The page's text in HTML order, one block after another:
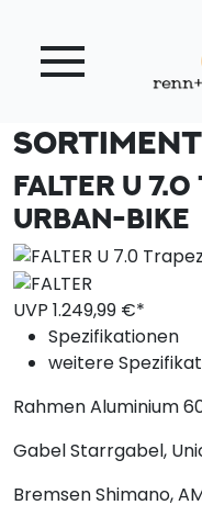
SORTIMENT
FALTER U
URBAN-BIKE
UVP 1.249,99 €*
Spezifikationen
weitere
RahmenAluminium
GabelStarrgabel,
BremsenShimano,